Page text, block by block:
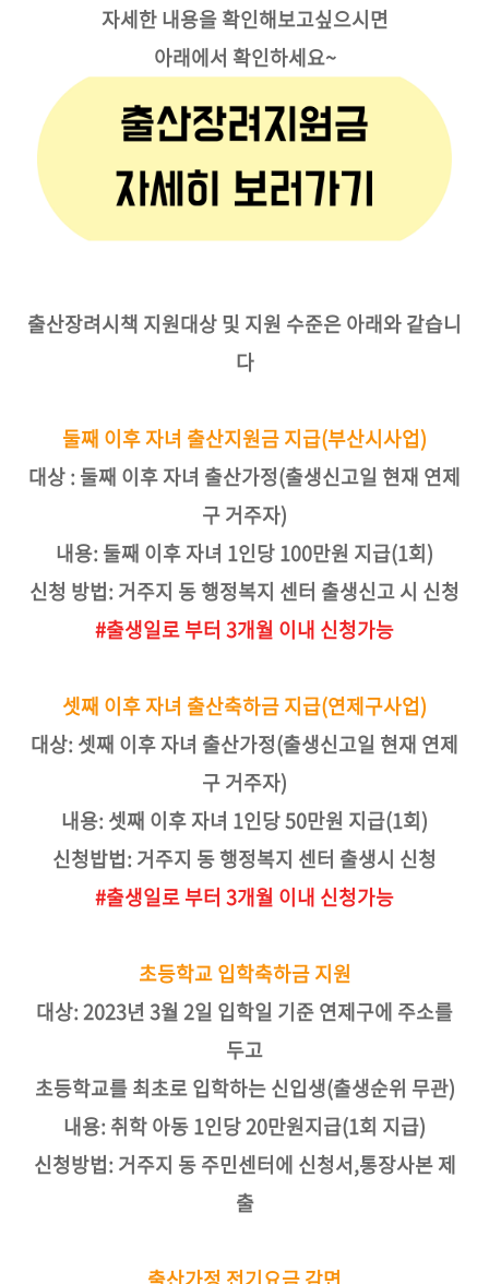
자세한 내용을 확인해보고싶으시면
아래에서 확인하세요~
출산장려시책 지원대상 및 지원 수준은 아래와 같습니
다
둘째 이후 자녀 출산지원금 지급(부산시사업)
대상 : 둘째 이후 자녀 출산가정(출생신고일 현재 연제
구 거주자)
내용: 둘째 이후 자녀 1인당 100만원 지급(1회)
신청 방법: 거주지 동 행정복지 센터 출생신고 시 신청
#출생일로 부터 3개월 이내 신청가능
셋째 이후 자녀 출산축하금 지급(연제구사업)
대상: 셋째 이후 자녀 출산가정(출생신고일 현재 연제
구 거주자)
내용: 셋째 이후 자녀 1인당 50만원 지급(1회)
신청밥법: 거주지 동 행정복지 센터 출생시 신청
#출생일로 부터 3개월 이내 신청가능
초등학교 입학축하금 지원
대상: 2023년 3월 2일 입학일 기준 연제구에 주소를
두고
초등학교를 최초로 입학하는 신입생(출생순위 무관)
내용: 취학 아동 1인당 20만원지급(1회 지급)
신청방법: 거주지 동 주민센터에 신청서,통장사본 제
출